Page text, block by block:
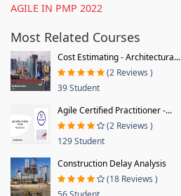
AGILE IN PMP 2022
Most Related Courses
Cost Estimating - Architectura...
(2 Reviews )
39 Student
Agile Certified Practitioner -...
(2 Reviews )
129 Student
Construction Delay Analysis
(18 Reviews )